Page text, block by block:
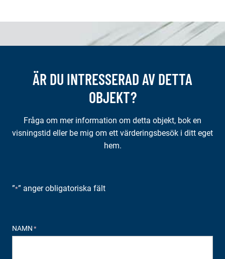
ÄR DU INTRESSERAD AV DETTA
OBJEKT?
Fråga om mer information om detta objekt, bok en
visningstid eller be mig om ett värderingsbesök i ditt eget
hem.
”*” anger obligatoriska fält
NAMN *